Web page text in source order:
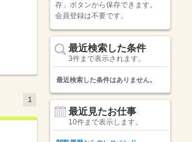
1
存」ボタンから保存できます。
会員登録は不要です。
最近検索した条件
3件まで表示されます。
最近検索した条件はありません。
最近見たお仕事
10件まで表示します。